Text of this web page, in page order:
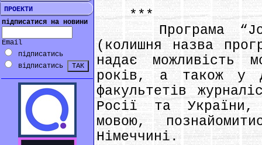
ПРОЕКТИ
підписатися на новини
Email
підписатись
відписатись
***
Програма
(колишня назва
надає можливість
років, а також у
факультетів
Росії та України,
мовою,
Німеччині.